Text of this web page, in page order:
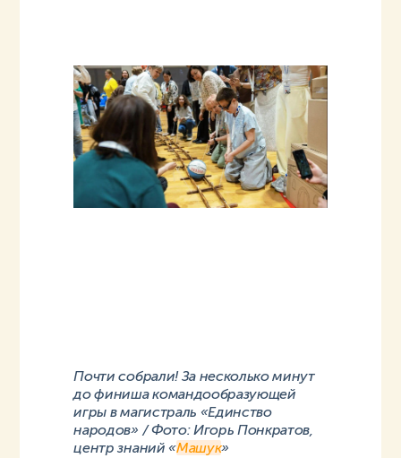
Почти собрали! За несколько минут
до финиша командообразующей
игры в магистраль «Единство
народов» / Фото: Игорь Понкратов,
центр знаний «Машук»